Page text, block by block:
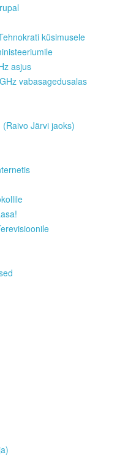
küsimusele
asjus
vabasagedusalas
Järvi jaoks)